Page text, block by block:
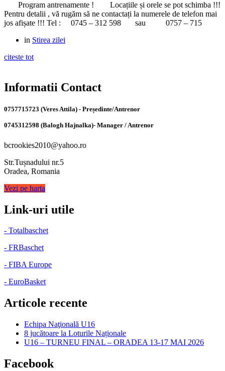
Program antrenamente ! Locațiile și orele se pot schimba !!!
Pentru detalii , vă rugăm să ne contactați la numerele de telefon mai
jos afișate !!! Tel : 0745 – 312 598 sau 0757 – 715
in Stirea zilei
citeste tot
Informatii Contact
0757715723 (Veres Attila) - Președinte/Antrenor
0745312598 (Balogh Hajnalka)- Manager / Antrenor
bcrookies2010@yahoo.ro
Str.Tușnadului nr.5
Oradea, Romania
Vezi pe harta
Link-uri utile
- Totalbaschet
- FRBaschet
- FIBA Europe
- EuroBasket
Articole recente
Echipa Naţională U16
8 jucătoare la Loturile Naționale
U16 – TURNEU FINAL – ORADEA 13-17 MAI 2026
Facebook